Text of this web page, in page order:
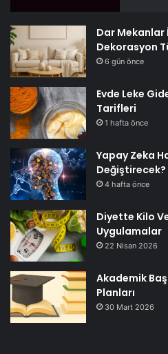
Dar Mekanlar
Dekorasyon
6 gün önce
Evde Leke
Tarifleri
1 hafta önce
Yapay Zeka
Değiştirecek?
4 hafta önce
Diyette Kilo
Uygulamalar
22 Nisan 2026
Akademik
Planları
30 Mart 2026